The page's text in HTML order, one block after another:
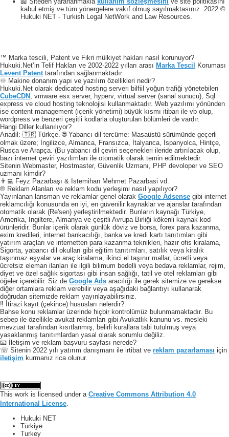
kabul etmiş ve tüm yönergelere vakıf olmuş sayılmaktasınız. 2022 ©
Hukuki NET - Turkish Legal NetWork and Law Resources.
™ Marka tescili, Patent ve Fikri mülkiyet hakları nasıl korunuyor?
Hukuki.Net’in Telif Hakları ve 2002-2022 yılları arası Marka Tescil Koruması
Levent Patent tarafından sağlanmaktadır.
♾️ Makine donanım yapı ve yazılım özellikleri nedir?
Hukuki.Net olarak dedicated hosting serveri bilfiil yoğun trafiği yönetebilen
CubeCDN , vmware esx server, hyperv, virtual server (sanal sunucu), Sql
express ve cloud hosting teknolojisi kullanmaktadır. Web yazılımı yönünden
ise content management (içerik yönetimi) büyük kısmı itibari ile vb olup,
wordpress ve benzeri çeşitli kodlarla oluşturulan bölümleri de vardır.
Hangi Diller kullanılıyor?
Anadil: 🇹🇷 Türkçe. 🌐 Yabancı dil tercüme: Masaüstü sürümünde geçerli
olmak üzere; İngilizce, Almanca, Fransızca, İtalyanca, İspanyolca, Hintçe,
Rusça ve Arapça. (Bu yabancı dil çeviri seçenekleri ileride artırılacak olup,
bazı internet çeviri yazılımları ile otomatik olarak temin edilmektedir.
Sitenin Webmaster, Hostmaster, Güvenlik Uzmanı, PHP devoloper ve SEO
uzmanı kimdir?
👨‍💻 Feyz Pazarbaşı & Istemihan Mehmet Pazarbasi vd.
® Reklam Alanları ve reklam kodu yerleşimi nasıl yapılıyor?
Yayınlanan lansman ve reklamlar genel olarak Google Adsense gibi internet
reklamcılığı konusunda en iyi, en güvenilir kaynaklar ve ajanslar tarafından
otomatik olarak (Re'sen) yerleştirilmektedir. Bunların kaynağı Türkiye,
Amerika, Ingiltere, Almanya ve çeşitli Avrupa Birliği kökenli kaynak kod
ürünleridir. Bunlar içerik olarak günlük döviz ve borsa, forex para kazanma,
exim kredileri, internet bankacılığı, banka ve kredi kartı tanıtımları gibi
yatırım araçları ve internetten para kazanma teknikleri, hazır ofis kiralama,
Sigorta, yabancı dil okulları gibi eğitim tanıtımları, satılık veya kiralık
taşınmaz eşyalar ve araç kiralama, ikinci el taşınır mallar, ücretli veya
ücretsiz eleman ilanları ile ilgili bilimum bedelli veya bedava reklamlar, rejim,
diyet ve özel sağlık sigortası gibi insan sağlığı, tatil ve otel reklamları gibi
öğeler içerebilir. Siz de Google Ads aracılığı ile gerek sitemize ve gerekse
diğer ortamlara reklam verebilir veya aşağıdaki bağlantıyı kullanarak
doğrudan sitemizde reklam yayınlayabilirsiniz.
‼️ İtirazi kayıt (çekince) hususları nelerdir?
Bahse konu reklamlar üzerinde hiçbir kontrolümüz bulunmamaktadır. Bu
sebep ile özellikle avukat reklamları gibi Avukatlık kanunu vs. mesleki
mevzuat tarafından kısıtlanmış, belirli kurallara tabi tutulmuş veya
yasaklanmış tanıtımlardan yasal olarak sorumlu değiliz.
📧 İletişim ve reklam başvuru sayfası nerede?
☏ Sitenin 2022 yılı yatırım danışmanı ile irtibat ve reklam pazarlaması için
iletişim kurmanız rica olunur.
This work is licensed under a Creative Commons Attribution 4.0
International License
Hukuki NET
Türkiye
Turkey